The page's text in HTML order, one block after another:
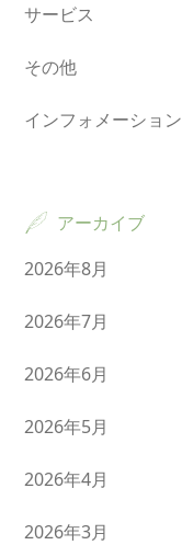
サービス
その他
インフォメーション
アーカイブ
2026年8月
2026年7月
2026年6月
2026年5月
2026年4月
2026年3月